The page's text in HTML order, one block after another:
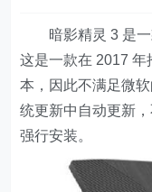
暗影精灵 3 是一
这是一款在 2017
本，因此不满足微
统更新中自动更新
强行安装。